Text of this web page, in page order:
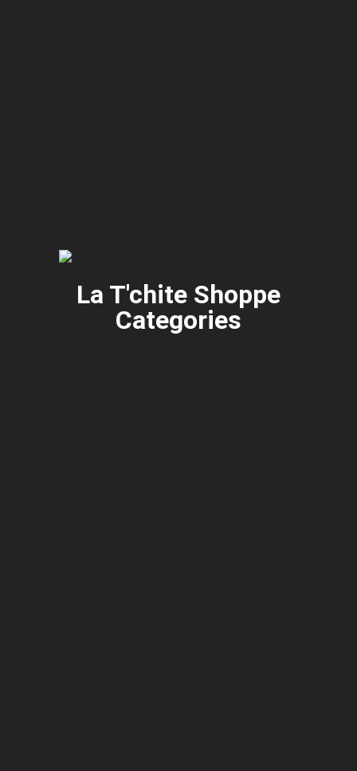
La T'chite Shoppe
Categories​